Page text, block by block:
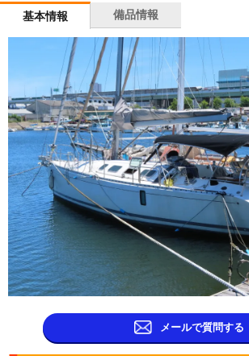
基本情報 備品情報
メールで質問する